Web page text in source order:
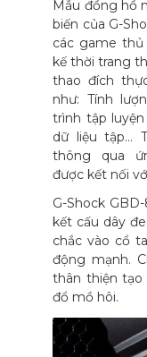
Mẫu đồng hồ
biến của G-
các game
kế thời trang
thao đích
như: Tính
trình tập
dữ liệu tập…
thông qua
được kết nối
G-Shock
kết cấu dây
chắc vào cổ
động mạnh.
thân thiện tạo
đổ mồ hôi.